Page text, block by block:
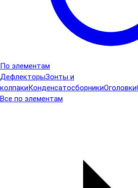
По элементам
ДефлекторыЗонты и
колпакиКонденсатосборникиОголовки
Все по элементам